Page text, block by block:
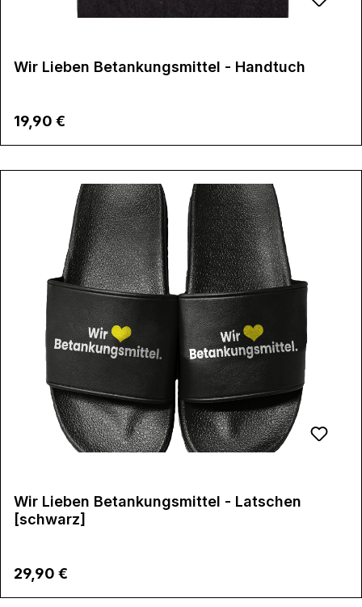
Wir Lieben Betankungsmittel - Handtuch
Regulärer Preis:
19,90 €
Wir Lieben Betankungsmittel - Latschen
[schwarz]
Regulärer Preis:
29,90 €